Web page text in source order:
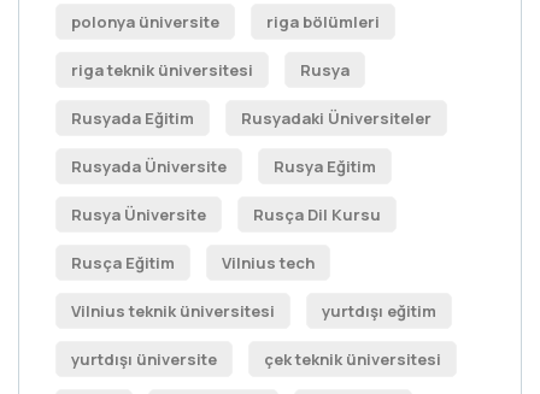
polonya üniversite riga bölümleri
riga teknik üniversitesi Rusya
Rusyada Eğitim Rusyadaki Üniversiteler
Rusyada Üniversite Rusya Eğitim
Rusya Üniversite Rusça Dil Kursu
Rusça Eğitim Vilnius tech
Vilnius teknik üniversitesi yurtdışı eğitim
yurtdışı üniversite çek teknik üniversitesi